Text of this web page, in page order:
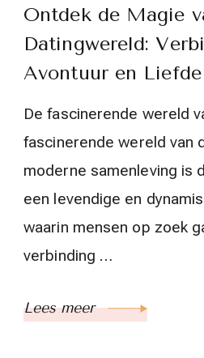
Ontdek de Magie
Datingwereld:
Avontuur en Liefde
De fascinerende wereld
fascinerende wereld van
moderne samenleving is
een levendige en
waarin mensen op zoek
verbinding …
Lees meer